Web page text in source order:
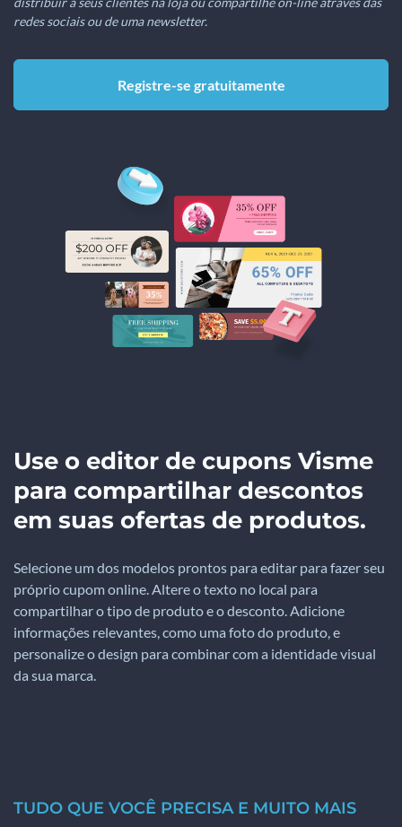
redes sociais ou de uma newsletter.
Registre-se gratuitamente
Use o editor de cupons Visme
para compartilhar descontos
em suas ofertas de produtos.
Selecione um dos modelos prontos para editar para fazer seu
próprio cupom online. Altere o texto no local para
compartilhar o tipo de produto e o desconto. Adicione
informações relevantes, como uma foto do produto, e
personalize o design para combinar com a identidade visual
da sua marca.
TUDO QUE VOCÊ PRECISA E MUITO MAIS